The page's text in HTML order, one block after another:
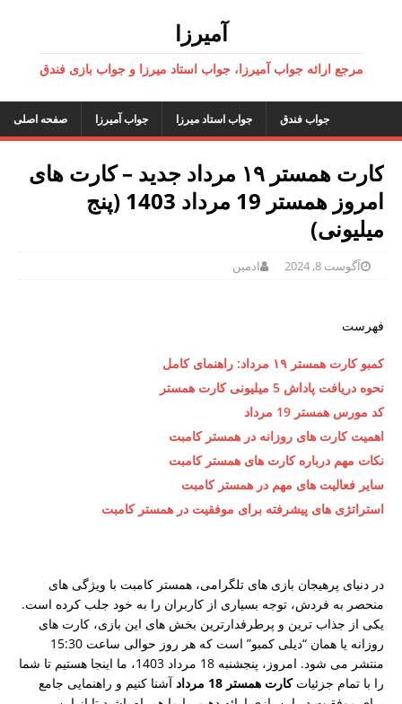
آمیرزا
مرجع ارائه جواب آمیرزا، جواب استاد میرزا و جواب بازی فندق
صفحه اصلی جواب آمیرزا جواب استاد میرزا جواب فندق
کارت همستر ۱۹ مرداد جدید – کارت های
امروز همستر 19 مرداد 1403 (پنج
میلیونی)
آگوست 8, 2024 ادمین
فهرست
کمبو کارت همستر ۱۹ مرداد: راهنمای کامل
نحوه دریافت پاداش 5 میلیونی کارت همستر
کد مورس همستر 19 مرداد
اهمیت کارت های روزانه در همستر کامبت
نکات مهم درباره کارت های همستر کامبت
سایر فعالیت های مهم در همستر کامبت
استراتژی های پیشرفته برای موفقیت در همستر کامبت
در دنیای پرهیجان بازی های تلگرامی، همستر کامبت با ویژگی های
منحصر به فردش، توجه بسیاری از کاربران را به خود جلب کرده است.
یکی از جذاب ترین و پرطرفدارترین بخش های این بازی، کارت های
روزانه یا همان “دیلی کمبو” است که هر روز حوالی ساعت 15:30
منتشر می شود. امروز، پنجشنبه 18 مرداد 1403، ما اینجا هستیم تا شما
را با تمام جزئیاتکارت همستر 18 مرداد
آشنا کنیم و راهنمایی جامع